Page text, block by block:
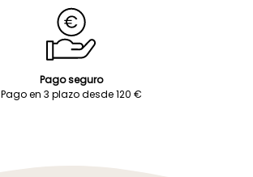
Pago seguro
Pago en 3 plazo desde 120 €